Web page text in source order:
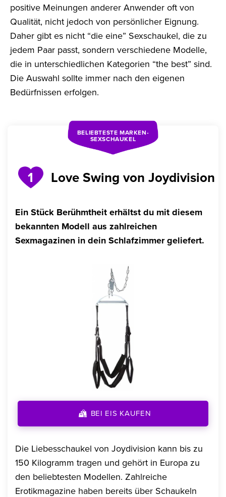
positive Meinungen anderer Anwender oft von
Qualität, nicht jedoch von persönlicher Eignung.
Daher gibt es nicht “die eine” Sexschaukel, die zu
jedem Paar passt, sondern verschiedene Modelle,
die in unterschiedlichen Kategorien “the best” sind.
Die Auswahl sollte immer nach den eigenen
Bedürfnissen erfolgen.
1 Love Swing von Joydivision
BELIEBTESTE MARKEN-
SEXSCHAUKEL
Ein Stück Berühmtheit erhältst du mit diesem
bekannten Modell aus zahlreichen
Sexmagazinen in dein Schlafzimmer geliefert.
BEI EIS KAUFEN
Die Liebesschaukel von Joydivision kann bis zu
150 Kilogramm tragen und gehört in Europa zu
den beliebtesten Modellen. Zahlreiche
Erotikmagazine haben bereits über Schaukeln